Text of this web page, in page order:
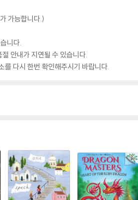
가능합니다.)
니다.
안내가 지연될 수 있습니다.
를 다시 한번 확인해주시기 바랍니다.